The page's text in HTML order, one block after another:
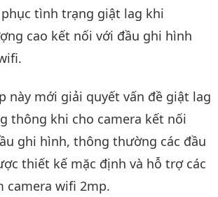
tình trạng giật lag khi
cao kết nối với đầu ghi hình
này mới giải quyết vấn đề giật lag
thông khi cho camera kết nối
ghi hình, thông thường các đầu
thiết kế mặc định và hỗ trợ các
camera wifi 2mp.